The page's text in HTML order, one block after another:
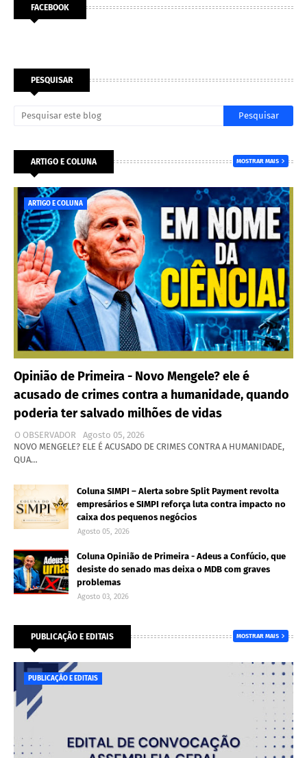
FACEBOOK
PESQUISAR
ARTIGO E COLUNA MOSTRAR MAIS
ARTIGO E COLUNA
Opinião de Primeira - Novo Mengele? ele é
acusado de crimes contra a humanidade, quando
poderia ter salvado milhões de vidas
O OBSERVADOR
Agosto 05, 2026
NOVO MENGELE? ELE É ACUSADO DE CRIMES CONTRA A HUMANIDADE,
QUA…
Coluna SIMPI – Alerta sobre Split Payment revolta
empresários e SIMPI reforça luta contra impacto no
caixa dos pequenos negócios
Agosto 05, 2026
Coluna Opinião de Primeira - Adeus a Confúcio, que
desiste do senado mas deixa o MDB com graves
problemas
Agosto 03, 2026
PUBLICAÇÃO E EDITAIS MOSTRAR MAIS
PUBLICAÇÃO E EDITAIS